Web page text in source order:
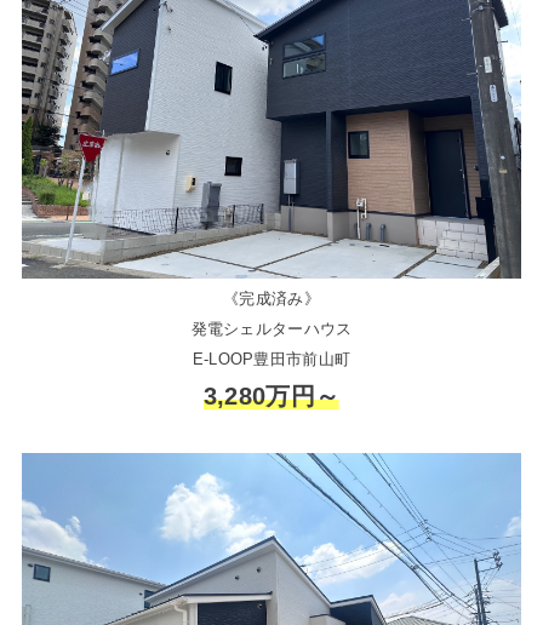
《完成済み》
発電シェルターハウス
E-LOOP豊田市前山町
3,280万円～